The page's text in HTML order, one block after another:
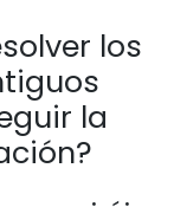
los
la